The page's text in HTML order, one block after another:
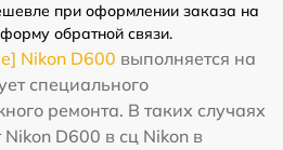
при оформлении заказа на
обратной связи.
Nikon D600 выполняется на
специального
ремонта. В таких случаях
D600 в сц Nikon в